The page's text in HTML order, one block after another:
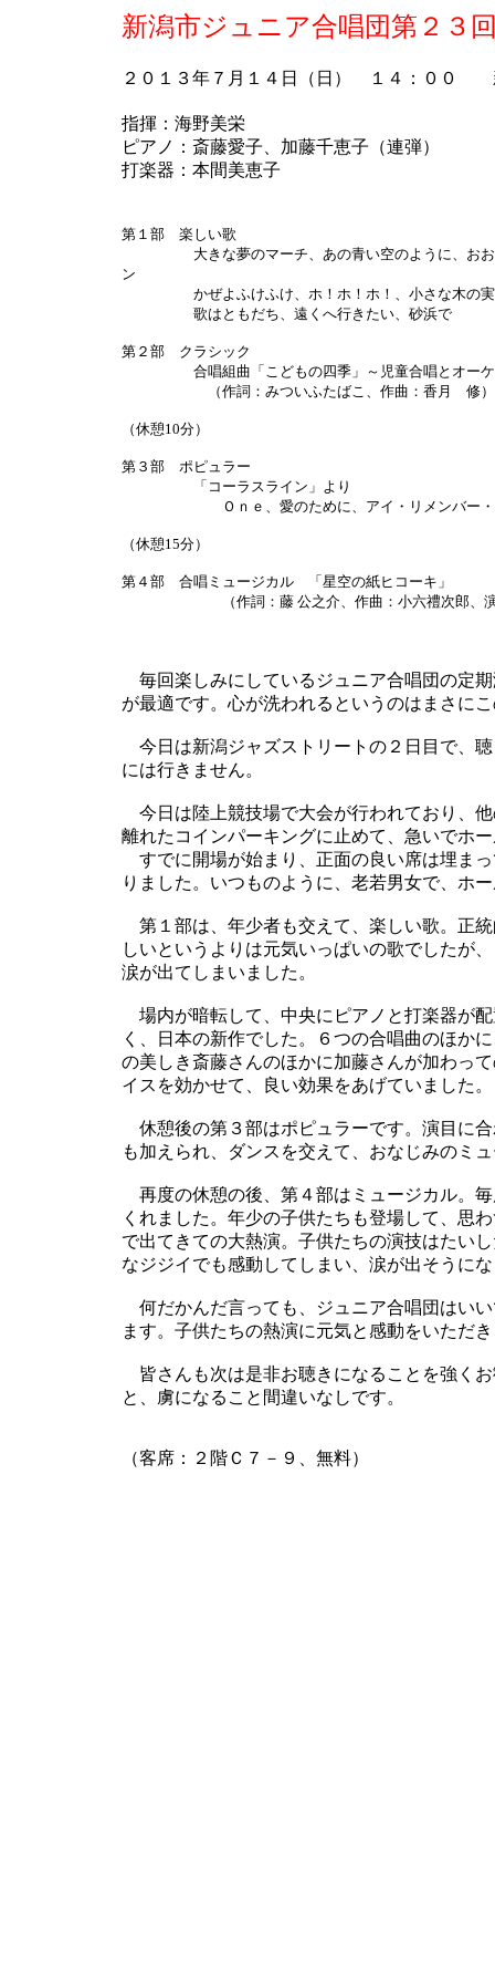
新潟市ジュニア合唱団第２３
２０１３年７月１４日（日） １４：００
指揮：海野美栄
ピアノ：斎藤愛子、加藤千恵子（連弾）
打楽器：本間美恵子
第１部 楽しい歌
大きな夢のマーチ、あの青い空のように、おおブ
ン
かぜよふけふけ、ホ！ホ！ホ！、小さな木の実
歌はともだち、遠くへ行きたい、砂浜で
第２部 クラシック
合唱組曲「こどもの四季」～児童合唱とオーケ
（作詞：みついふたばこ、作曲：香月 修）
（休憩10分）
第３部 ポピュラー
「コーラスライン」より
Ｏｎｅ、愛のために、アイ・リメンバー・
（休憩15分）
第４部 合唱ミュージカル 「星空の紙ヒコーキ」
（作詞：藤 公之介、作曲：小六禮次郎、演出
毎回楽しみにしているジュニア合唱団の定
が最適です。心が洗われるというのはまさに
今日は新潟ジャズストリートの２日目で、
には行きません。
今日は陸上競技場で大会が行われており、
離れたコインパーキングに止めて、急いでホ
すでに開場が始まり、正面の良い席は埋ま
りました。いつものように、老若男女で、ホ
第１部は、年少者も交えて、楽しい歌。正
しいというよりは元気いっぱいの歌でしたが
涙が出てしまいました。
場内が暗転して、中央にピアノと打楽器が
く、日本の新作でした。６つの合唱曲のほか
の美しき斎藤さんのほかに加藤さんが加わっ
イスを効かせて、良い効果をあげていました。
休憩後の第３部はポピュラーです。演目に
も加えられ、ダンスを交えて、おなじみのミ
再度の休憩の後、第４部はミュージカル。
くれました。年少の子供たちも登場して、思
で出てきての大熱演。子供たちの演技はたい
なジジイでも感動してしまい、涙が出そうに
何だかんだ言っても、ジュニア合唱団はい
ます。子供たちの熱演に元気と感動をいただ
皆さんも次は是非お聴きになることを強く
と、虜になること間違いなしです。
（客席：２階Ｃ７－９、無料）